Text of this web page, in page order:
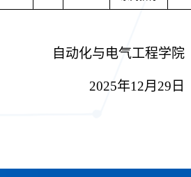
自动化与电气工程学院
2025年12月 29 日